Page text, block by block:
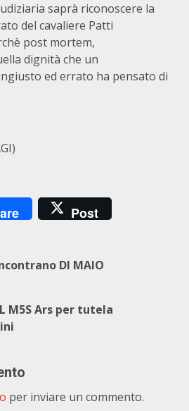
saprà riconoscere la
del cavaliere Patti
post mortem,
dignità che un
ed errato ha pensato di
Post
DI MAIO
M5S Ars per tutela
per inviare un commento.